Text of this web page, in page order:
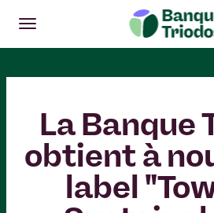
Ouvrir
Menu principal
La Banque
obtient à
label